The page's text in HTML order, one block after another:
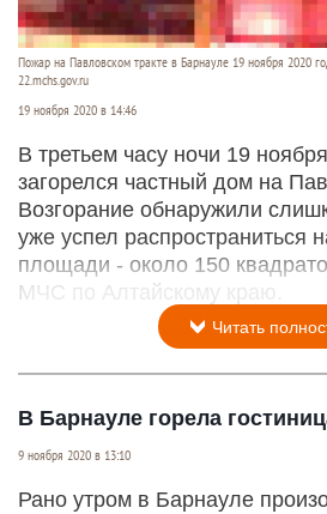
Пожар на Павловском тракте в Барнауле 19 ноября 2020
22.mchs.gov.ru
19 ноября 2020 в 14:46
В третьем часу ночи 19
загорелся частный дом на
Возгорание обнаружили
уже успел распространиться
площади - около 150
МЧС по Алтайскому краю.
Читать
В Барнауле горела
9 ноября 2020 в 13:10
Рано утром в Барнауле